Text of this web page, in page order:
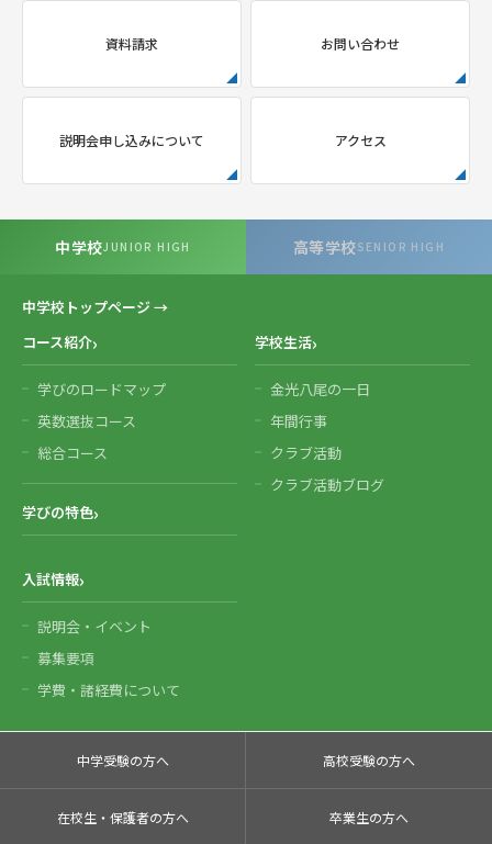
資料請求 お問い合わせ
説明会申し込みについて アクセス
中学校JUNIOR HIGH 高等学校SENIOR HIGH
中学校トップページ →
コース紹介
学びのロードマップ
英数選抜コース
総合コース
学びの特色
学校生活
金光八尾の一日
年間行事
クラブ活動
クラブ活動ブログ
入試情報
説明会・イベント
募集要項
学費・諸経費について
中学受験の方へ 高校受験の方へ
在校生・保護者の方へ 卒業生の方へ